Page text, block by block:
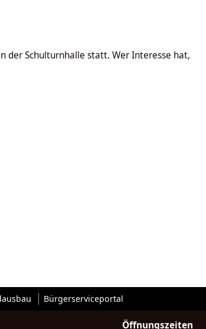
der Schulturnhalle statt. Wer Interesse hat,
Bürgerserviceportal
Öffnungszeiten